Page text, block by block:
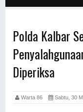
Polda Kalbar
Diperiksa
Warta 86 Sabtu, 30